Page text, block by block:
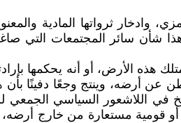
وادخار ثرواتها المادية
سائر المجتمعات التي صاغت
هذه الأرض، أو أنه يحكمها
أرضه، وينتج وجعًا دفينًا
في اللاشعور السياسي الجمعي
أو قومية مستعارة من خارج